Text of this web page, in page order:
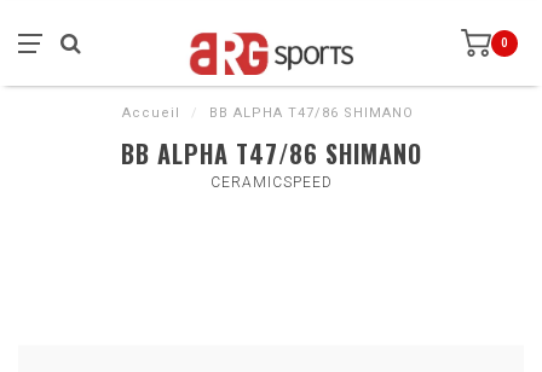
0
Accueil / BB ALPHA T47/86 SHIMANO
BB ALPHA T47/86 SHIMANO
CERAMICSPEED